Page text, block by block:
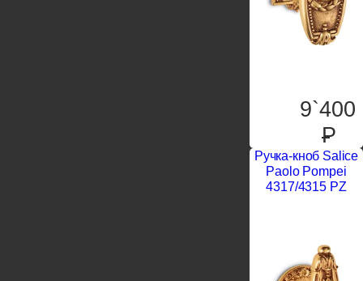
9`400
P
Ручка-кноб Salice
Paolo Pompei
4317/4315 PZ